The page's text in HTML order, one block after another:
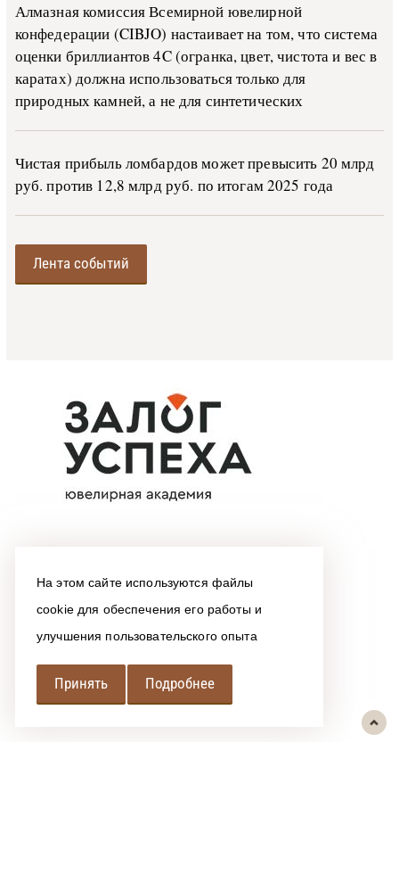
На этом сайте используются файлы
cookie для обеспечения его работы и
улучшения пользовательского опыта
Принять Подробнее
Алмазная комиссия Всемирной ювелирной
конфедерации (CIBJO) настаивает на том, что система
оценки бриллиантов 4C (огранка, цвет, чистота и вес в
каратах) должна использоваться только для
природных камней, а не для синтетических
Чистая прибыль ломбардов может превысить 20 млрд
руб. против 12,8 млрд руб. по итогам 2025 года
Лента событий